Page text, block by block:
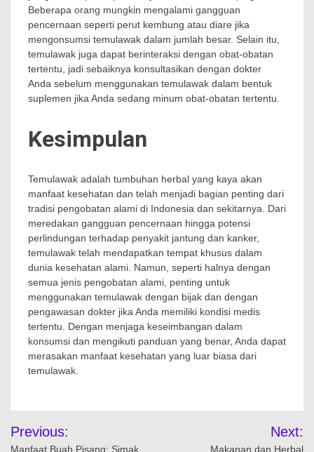
Beberapa orang mungkin mengalami gangguan
pencernaan seperti perut kembung atau diare jika
mengonsumsi temulawak dalam jumlah besar. Selain itu,
temulawak juga dapat berinteraksi dengan obat-obatan
tertentu, jadi sebaiknya konsultasikan dengan dokter
Anda sebelum menggunakan temulawak dalam bentuk
suplemen jika Anda sedang minum obat-obatan tertentu.
Kesimpulan
Temulawak adalah tumbuhan herbal yang kaya akan
manfaat kesehatan dan telah menjadi bagian penting dari
tradisi pengobatan alami di Indonesia dan sekitarnya. Dari
meredakan gangguan pencernaan hingga potensi
perlindungan terhadap penyakit jantung dan kanker,
temulawak telah mendapatkan tempat khusus dalam
dunia kesehatan alami. Namun, seperti halnya dengan
semua jenis pengobatan alami, penting untuk
menggunakan temulawak dengan bijak dan dengan
pengawasan dokter jika Anda memiliki kondisi medis
tertentu. Dengan menjaga keseimbangan dalam
konsumsi dan mengikuti panduan yang benar, Anda dapat
merasakan manfaat kesehatan yang luar biasa dari
temulawak.
Navigasi
Previous:
Manfaat Buah Pisang: Simak
Next:
Makanan dan Herbal